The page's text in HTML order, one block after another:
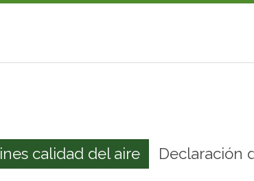
calidad del aire Declaración